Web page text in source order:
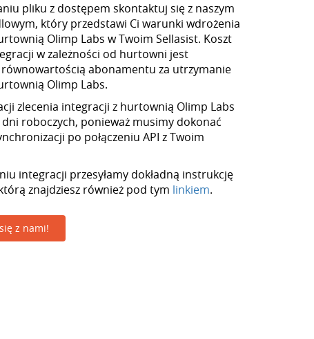
pliku z dostępem skontaktuj się z naszym
który przedstawi Ci warunki wdrożenia
Olimp Labs w Twoim Sellasist. Koszt
w zależności od hurtowni jest
abonamentu za utrzymanie
Olimp Labs.
zlecenia integracji z hurtownią Olimp Labs
roboczych, ponieważ musimy dokonać
po połączeniu API z Twoim
integracji przesyłamy dokładną instrukcję
znajdziesz również pod tym linkiem.
z nami!